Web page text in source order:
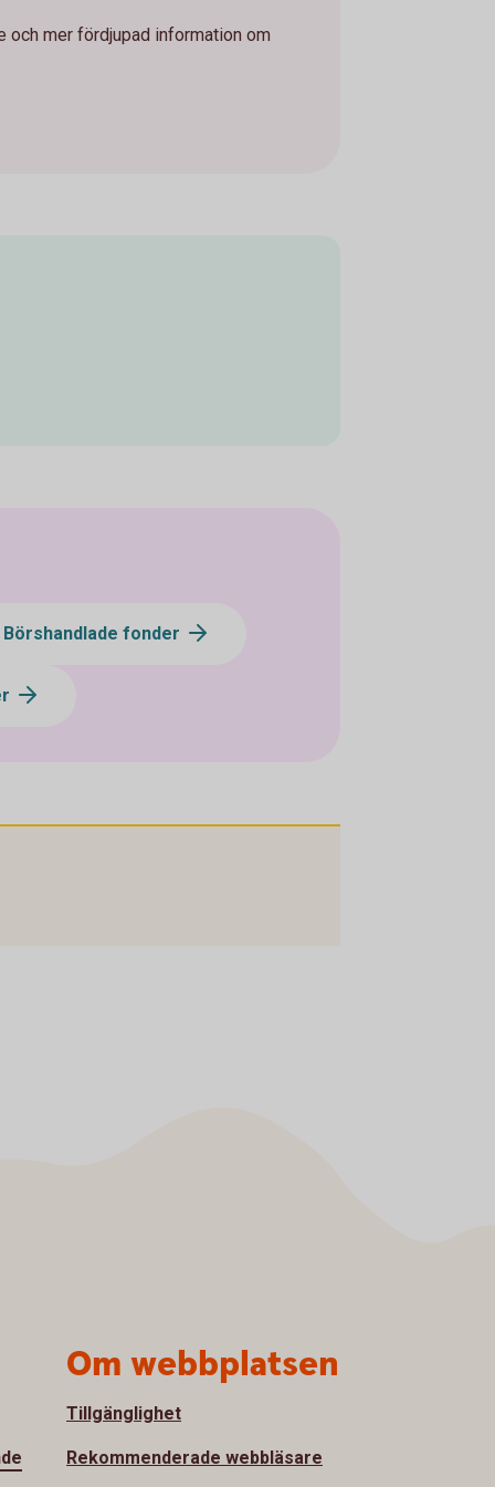
och mer fördjupad information om
Börshandlade fonder
Om webbplatsen
Tillgänglighet
Rekommenderade webbläsare